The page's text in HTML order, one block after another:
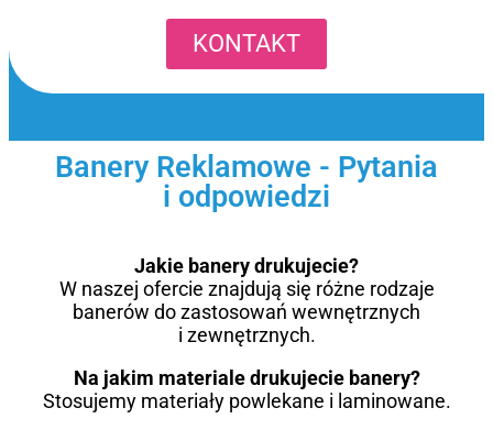
KONTAKT
Banery Reklamowe - Pytania
i odpowiedzi
Jakie banery drukujecie?
W naszej ofercie znajdują się różne rodzaje
banerów do zastosowań wewnętrznych
i zewnętrznych.
Na jakim materiale drukujecie banery?
Stosujemy materiały powlekane i laminowane.